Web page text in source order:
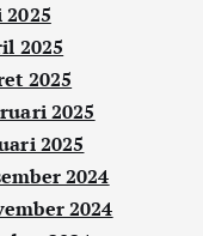
2025
2025
2025
2025
2025
2024
2024